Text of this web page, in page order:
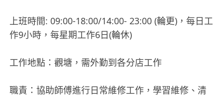
上班時間: 09:00-18:00/14:00- 23:00 (輪更)，每日工
作9小時，每星期工作6日(輪休)
工作地點：觀塘，需外勤到各分店工作
職責：協助師傅進行日常維修工作，學習維修、清